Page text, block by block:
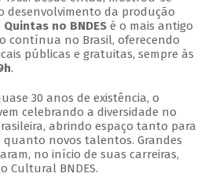
desenvolvimento da produção
Quintas no BNDESé o mais antigo
contínua no Brasil, oferecendo
públicas e gratuitas, sempre às
.
30 anos de existência, o
celebrando a diversidade no
abrindo espaço tanto para
novos talentos. Grandes
no início de suas carreiras,
Cultural BNDES.